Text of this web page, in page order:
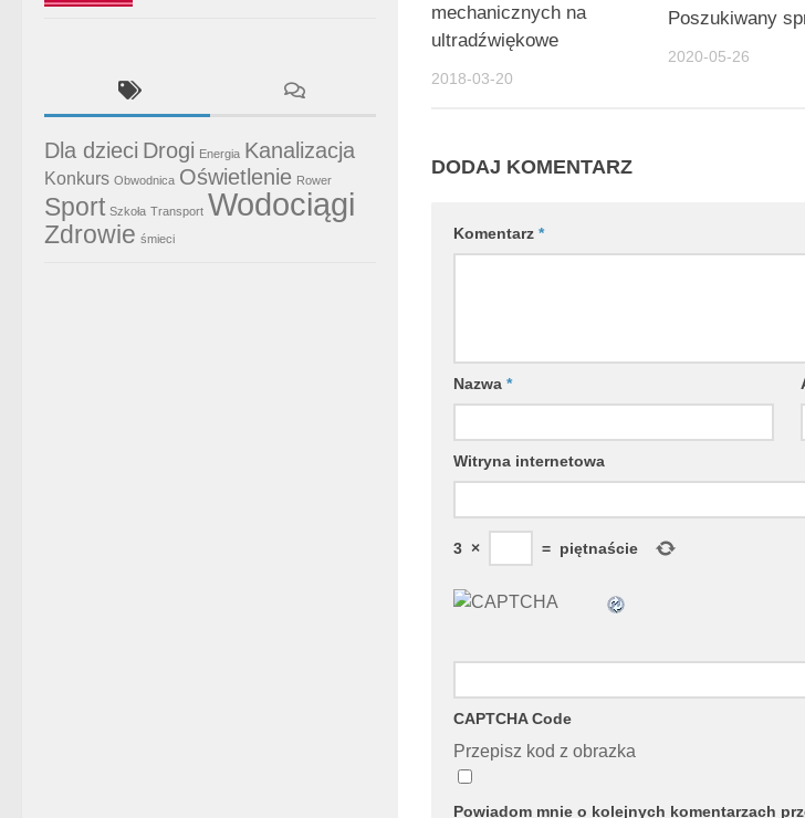
mechanicznych na
ultradźwiękowe
2018-03-20
Poszukiwany
2020-05-26
DODAJ KOMENTARZ
Komentarz *
Nazwa *
Witryna internetowa
3 × = piętnaście
CAPTCHA Code
Przepisz kod z obrazka
Powiadom mnie o kolejnych komentarzach
Dla dzieci Drogi Energia Kanalizacja
Konkurs Obwodnica Oświetlenie Rower
Sport Szkoła Transport Wodociągi
Zdrowie śmieci